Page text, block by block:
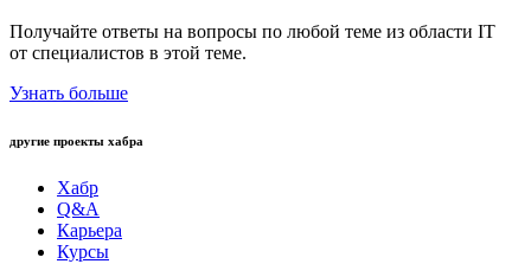
Получайте ответы на вопросы по любой теме из области IT
от специалистов в этой теме.
Узнать больше
другие проекты хабра
Хабр
Q&A
Карьера
Курсы